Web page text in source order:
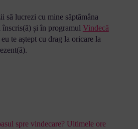
să lucrezi cu mine săptămâna
înscris(ă) și în programul Vindecă
te aștept cu drag la oricare la
spre vindecare? Ultimele ore